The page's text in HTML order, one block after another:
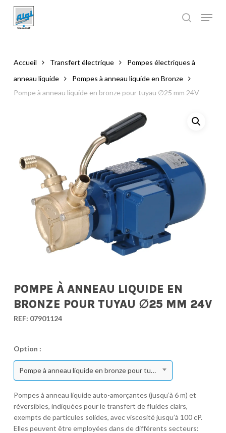
main
Accueil Transfert électrique
Pompes électriques à
anneau liquide
Pompes à anneau liquide en Bronze
Pompe à anneau liquide en bronze pour tuyau ∅25 mm 24V
POMPE À ANNEAU LIQUIDE EN
BRONZE POUR TUYAU ∅25 MM 24V
REF: 07901124
Option :
Pompe à anneau liquide en bronze pour tuyau ∅25 mm 24V
Pompes à anneau liquide auto-amorçantes (jusqu’à 6 m) et
réversibles, indiquées pour le transfert de fluides clairs,
exempts de particules solides, avec viscosité jusqu’à 100 cP.
Elles peuvent être employées dans de différents secteurs: